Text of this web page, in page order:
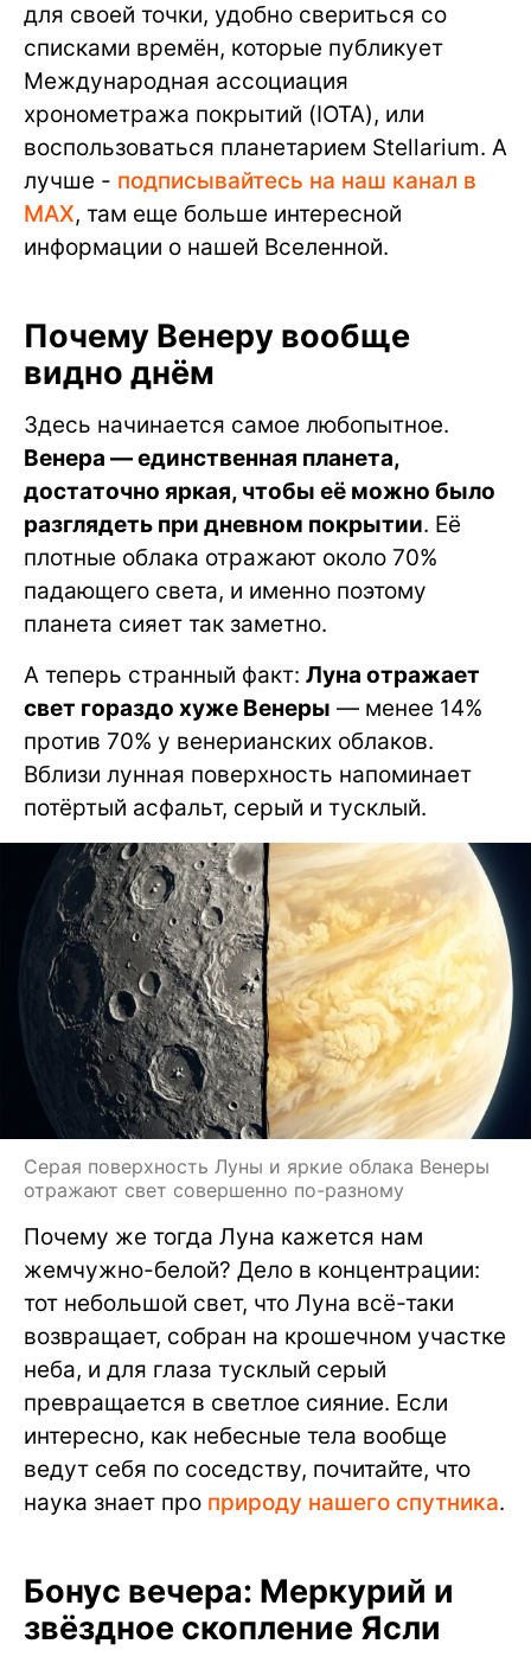
для своей точки, удобно свериться со
списками времён, которые публикует
Международная ассоциация
хронометража покрытий (IOTA), или
воспользоваться планетарием Stellarium. А
лучше - подписывайтесь на наш канал в
МАХ, там еще больше интересной
информации о нашей Вселенной.
Почему Венеру вообще
видно днём
Здесь начинается самое любопытное.
Венера — единственная планета,
достаточно яркая, чтобы её можно было
разглядеть при дневном покрытии. Её
плотные облака отражают около 70%
падающего света, и именно поэтому
планета сияет так заметно.
А теперь странный факт: Луна отражает
свет гораздо хуже Венеры — менее 14%
против 70% у венерианских облаков.
Вблизи лунная поверхность напоминает
потёртый асфальт, серый и тусклый.
Серая поверхность Луны и яркие облака Венеры
отражают свет совершенно по-разному
Почему же тогда Луна кажется нам
жемчужно-белой? Дело в концентрации:
тот небольшой свет, что Луна всё-таки
возвращает, собран на крошечном участке
неба, и для глаза тусклый серый
превращается в светлое сияние. Если
интересно, как небесные тела вообще
ведут себя по соседству, почитайте, что
наука знает про природу нашего спутника.
Бонус вечера: Меркурий и
звёздное скопление Ясли